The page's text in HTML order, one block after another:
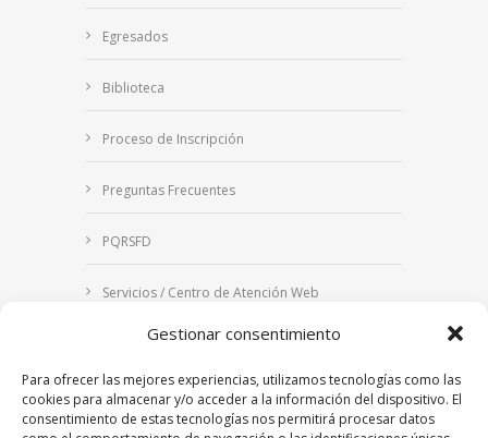
Gestionar consentimiento
Para ofrecer las mejores experiencias, utilizamos tecnologías como las
cookies para almacenar y/o acceder a la información del dispositivo. El
consentimiento de estas tecnologías nos permitirá procesar datos
Egresados
Biblioteca
Proceso de Inscripción
Preguntas Frecuentes
PQRSFD
Servicios / Centro de Atención Web
Correo Institucional
Notificaciones judiciales